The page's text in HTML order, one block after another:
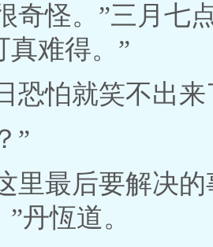
奇怪。”三月七
真难得。”
恐怕就笑不出来
”
里最后要解决
丹恆道。